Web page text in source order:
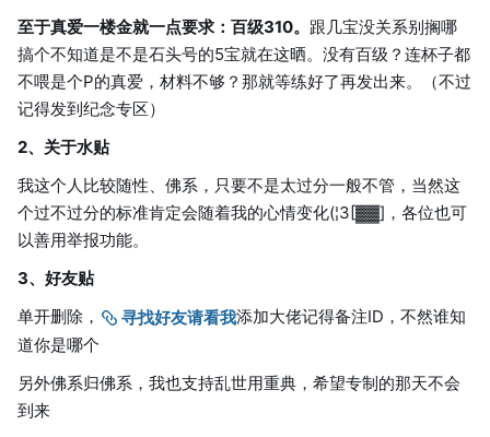
至于真爱一楼金就一点要求：百级310。 跟几宝没关系别搁哪
搞个不知道是不是石头号的5宝就在这晒。没有百级？连杯子都
不喂是个P的真爱，材料不够？那就等练好了再发出来。（不过
记得发到纪念专区）
2、关于水贴
我这个人比较随性、佛系，只要不是太过分一般不管，当然这
个过不过分的标准肯定会随着我的心情变化(¦3[▓▓]，各位也可
以善用举报功能。
3、好友贴
单开删除，
寻找好友请看我添加大佬记得备注ID，不然谁知
道你是哪个
另外佛系归佛系，我也支持乱世用重典，希望专制的那天不会
到来